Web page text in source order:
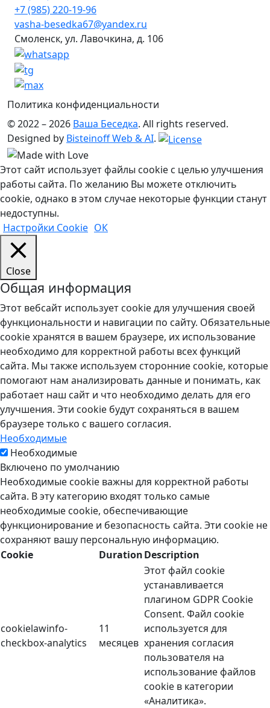
+7 (985) 220-19-96
vasha-besedka67@yandex.ru
Смоленск, ул. Лавочкина, д. 106
Политика конфиденциальности
© 2022 – 2026 Ваша Беседка. All rights reserved.
Designed by Bisteinoff Web & AI.
Этот сайт использует файлы cookie с целью улучшения
работы сайта. По желанию Вы можете отключить
cookie, однако в этом случае некоторые функции станут
недоступны.
Настройки Cookie ОК
Close
Общая информация
Этот вебсайт использует cookie для улучшения своей
функциональности и навигации по сайту. Обязательные
cookie хранятся в вашем браузере, их использование
необходимо для корректной работы всех функций
сайта. Мы также используем сторонние cookie, которые
помогают нам анализировать данные и понимать, как
работает наш сайт и что необходимо делать для его
улучшения. Эти cookie будут сохраняться в вашем
браузере только с вашего согласия.
Необходимые
Необходимые
Включено по умолчанию
Необходимые cookie важны для корректной работы
сайта. В эту категорию входят только самые
необходимые cookie, обеспечивающие
функционирование и безопасность сайта. Эти cookie не
сохраняют вашу персональную информацию.
Cookie
DurationDescription
cookielawinfo-
checkbox-analytics
11
месяцев
Этот файл cookie
устанавливается
плагином GDPR Cookie
Consent. Файл cookie
используется для
хранения согласия
пользователя на
использование файлов
cookie в категории
«Аналитика».